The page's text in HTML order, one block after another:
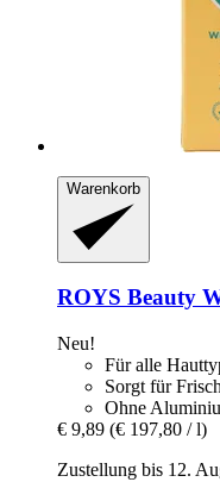
Warenkorb
ROYS Beauty
Neu!
Für alle
Sorgt für
Ohne
€ 9,89 (€ 197,80 / l)
Zustellung bis 12.